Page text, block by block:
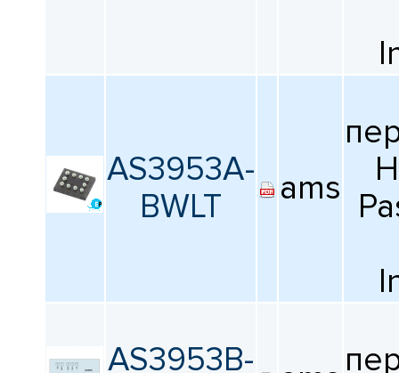
AS3953A-
BWLT
ams
AS3953B-